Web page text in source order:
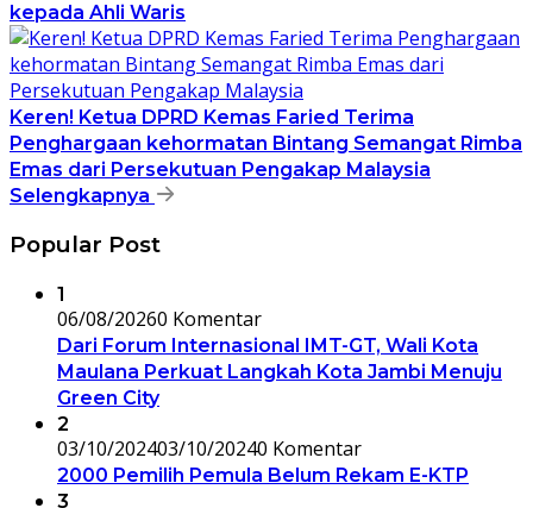
kepada Ahli Waris
Keren! Ketua DPRD Kemas Faried Terima
Penghargaan kehormatan Bintang Semangat Rimba
Emas dari Persekutuan Pengakap Malaysia
Selengkapnya
Popular Post
1
06/08/20260 Komentar
Dari Forum Internasional IMT-GT, Wali Kota
Maulana Perkuat Langkah Kota Jambi Menuju
Green City
2
03/10/202403/10/20240 Komentar
2000 Pemilih Pemula Belum Rekam E-KTP
3